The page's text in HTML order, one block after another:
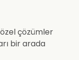
çözümler
bir arada